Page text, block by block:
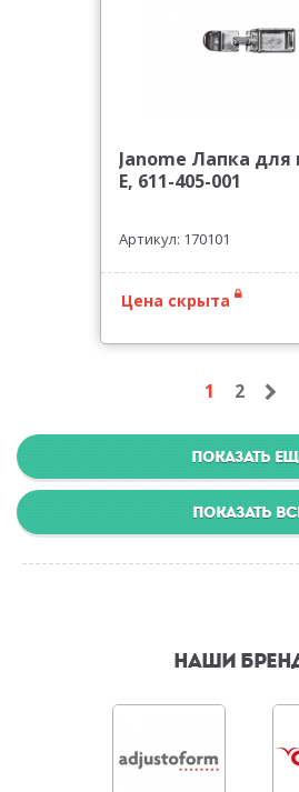
Janome Лапка
E, 611-405-001
Артикул: 170101
Цена скрыта
1 2
ПОКАЗАТЬ
ПОКАЗАТЬ
НАШИ